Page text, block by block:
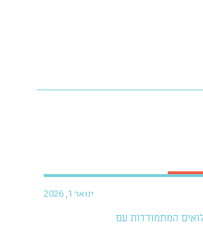
ינואר 1, 2026
המתמודדות עם